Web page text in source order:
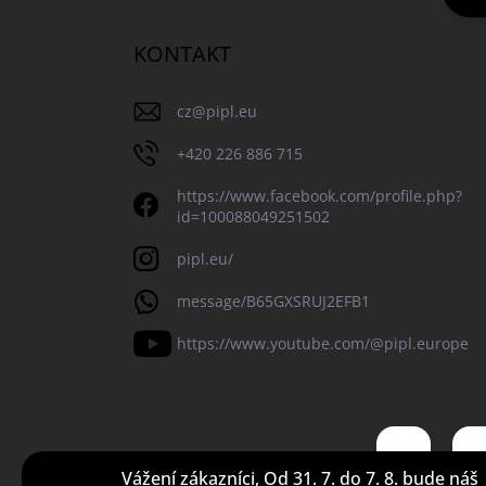
Vážení zákazníci, Od 31. 7. do 7. 8. bude náš
KONTAKT
cz@pipl.eu
+420 226 886 715
https://www.facebook.com/profile.php?
id=100088049251502
pipl.eu/
message/B65GXSRUJ2EFB1
https://www.youtube.com/@pipl.europe